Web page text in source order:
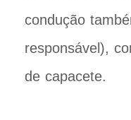
condução
responsável),
de capacete.